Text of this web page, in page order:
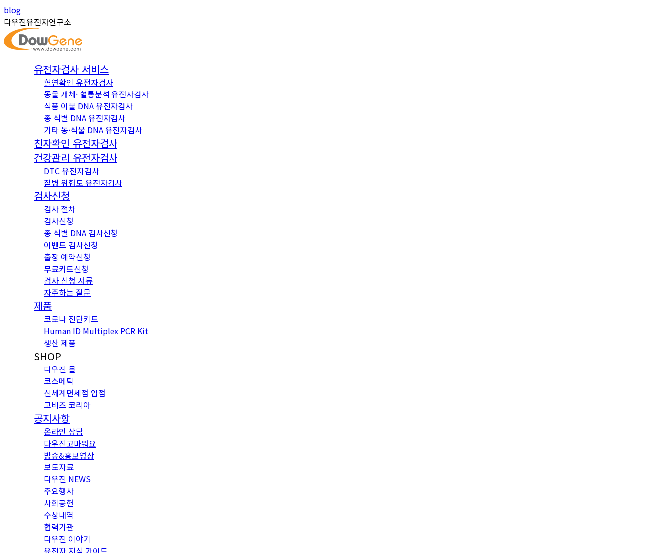
Skip
to
content
Instagram
page
opens
in
YouTube
page
opens
in
blog
다우진유전자연구소
유전자검사 서비스
혈연확인 유전자검사
동물 개체· 혈통분석 유전자검사
식품 이물 DNA 유전자검사
종 식별 DNA 유전자검사
기타 동·식물 DNA 유전자검사
친자확인 유전자검사
건강관리 유전자검사
DTC 유전자검사
질병 위험도 유전자검사
검사신청
검사 절차
검사신청
종 식별 DNA 검사신청
이벤트 검사신청
출장 예약신청
무료키트신청
검사 신청 서류
자주하는 질문
제품
코로나 진단키트
Human ID Multiplex PCR Kit
생산 제품
SHOP
다우진 몰
코스메틱
신세계면세점 입점
고비즈 코리아
공지사항
온라인 상담
다우진고마워요
방송&홍보영상
보도자료
다우진 NEWS
주요행사
사회공헌
수상내역
협력기관
다우진 이야기
유전자 지식 가이드